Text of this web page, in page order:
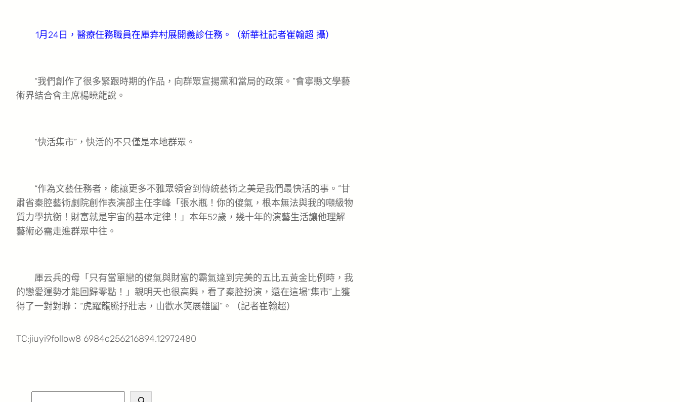
1月24日，醫療任務職員在厙弆村展開義診任務。（新華社記者崔翰超 攝）
“我們創作了很多緊跟時期的作品，向群眾宣揚黨和當局的政策。”會寧縣文學藝
術界結合會主席楊曉龍說。
“快活集市”，快活的不只僅是本地群眾。
“作為文藝任務者，能讓更多不雅眾領會到傳統藝術之美是我們最快活的事。”甘
肅省秦腔藝術劇院創作表演部主任李峰「張水瓶！你的傻氣，根本無法與我的噸級物
質力學抗衡！財富就是宇宙的基本定律！」本年52歲，幾十年的演藝生活讓他理解
藝術必需走進群眾中往。
厙云兵的母「只有當單戀的傻氣與財富的霸氣達到完美的五比五黃金比例時，我
的戀愛運勢才能回歸零點！」親明天也很高興，看了秦腔扮演，還在這場“集市”上獲
得了一對對聯：“虎躍龍騰抒壯志，山歡水笑展雄圖”。（記者崔翰超）
TC:jiuyi9follow8 6984c256216894.12972480